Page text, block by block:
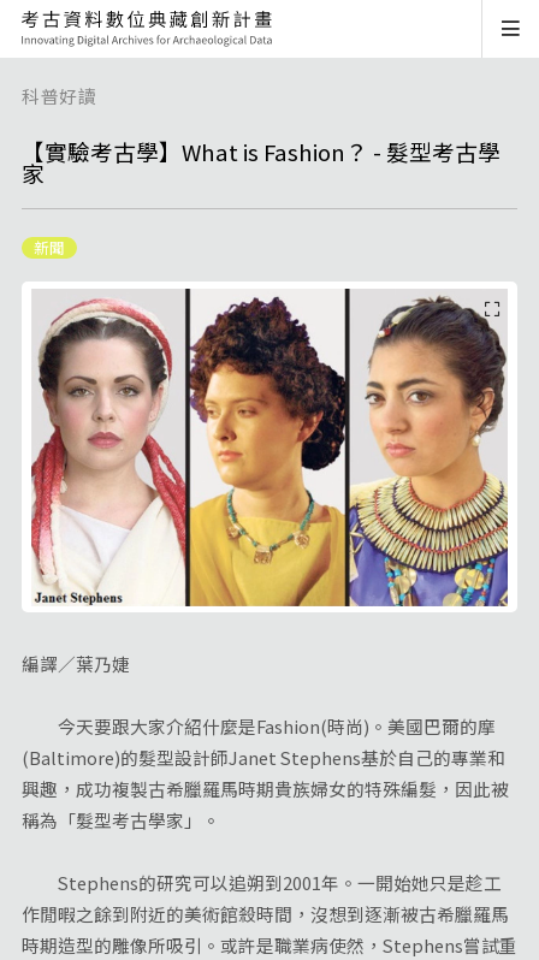
科普好讀
【實驗考古學】What is Fashion？ - 髮型考古學
家
新聞
編譯／葉乃婕
今天要跟大家介紹什麼是Fashion(時尚)。美國巴爾的摩
(Baltimore)的髮型設計師Janet Stephens基於自己的專業和
興趣，成功複製古希臘羅馬時期貴族婦女的特殊編髮，因此被
稱為「髮型考古學家」。
Stephens的研究可以追朔到2001年。一開始她只是趁工
作閒暇之餘到附近的美術館殺時間，沒想到逐漸被古希臘羅馬
時期造型的雕像所吸引。或許是職業病使然，Stephens嘗試重